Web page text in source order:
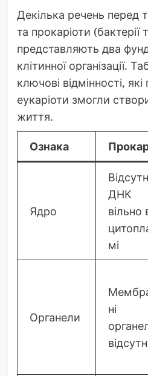
Декілька речень перед
та прокаріоти (бактерії
представляють два
клітинної організації.
ключові відмінності,
еукаріоти змогли
життя.
Ознака
Ядро
ДНК
вільно
мі
Органели
ні